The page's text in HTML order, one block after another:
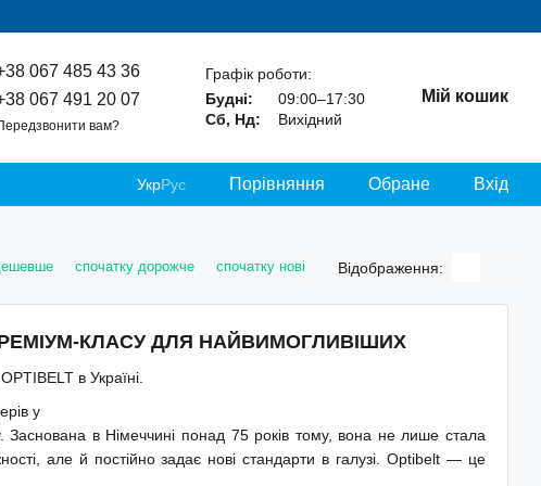
067 485 43 36
067 491 20 07
вам?
Графік роботи:
Будні:
09:00–17:30
Сб, Нд:
Вихідний
Мій кошик
УкрРус Порівняння Обране Вхід
спочатку дорожче спочатку нові Відображення:
КЛАСУ ДЛЯ НАЙВИМОГЛИВІШИХ
в Україні.
у
Заснована в Німеччині понад 75 років тому, вона не лише стала
але й постійно задає нові стандарти в галузі. Optibelt — це